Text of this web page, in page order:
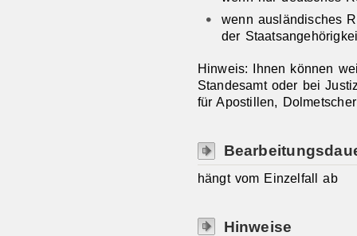
wenn ausländisches
der
Hinweis: Ihnen können
Standesamt oder bei
für Apostillen,
hängt vom Einzelfall ab
Hinweise